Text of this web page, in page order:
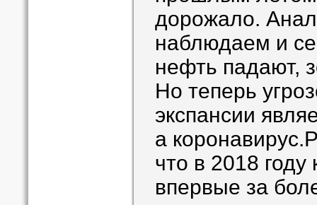
дорожало.
наблюдаем и
нефть падают,
Но теперь
экспансии
а
что в 2018 году
впервые за